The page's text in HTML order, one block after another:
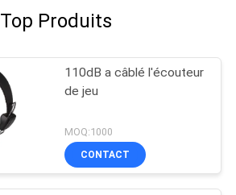
Top Produits
110dB a câblé l'écouteur
de jeu
MOQ:1000
CONTACT